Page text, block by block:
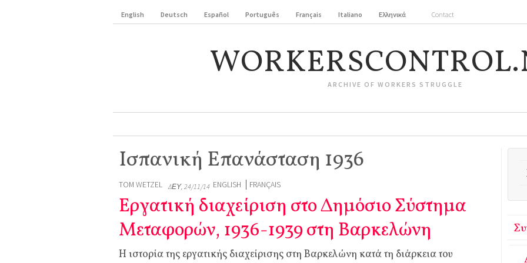
English Deutsch Español Português Français Italiano Ελληνικά Contact
ARCHIVE OF WORKERS STRUGGLE
Ισπανική Επανάσταση 1936
TOM WETZEL ΔΕΥ, 24/11/14 ENGLISH FRANÇAIS
Εργατική διαχείριση στο Δημόσιο Σύστημα
Μεταφορών, 1936-1939 στη Βαρκελώνη
Η ιστορία της εργατικής διαχείρισης στη Βαρκελώνη κατά τη διάρκεια του